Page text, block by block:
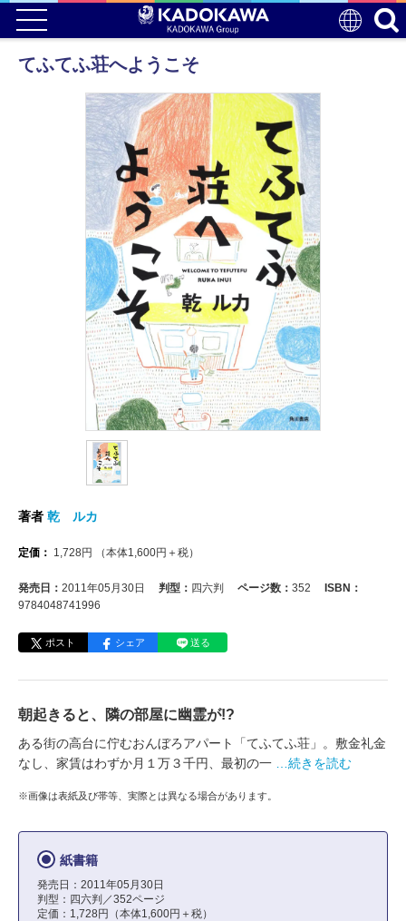
てふてふ荘へようこそ
著者 乾 ルカ
定価： 1,728円 （本体1,600円＋税）
発売日： 2011年05月30日 判型： 四六判 ページ数： 352
ISBN：
9784048741996
ポスト シェア 送る
朝起きると、隣の部屋に幽霊が!?
ある街の高台に佇むおんぼろアパート「てふてふ荘」。敷金礼金
なし、家賃はわずか月１万３千円、最初の一
…続きを読む
※画像は表紙及び帯等、実際とは異なる場合があります。
紙書籍
発売日：2011年05月30日
判型：四六判／352ページ
定価：1,728円（本体1,600円＋税）